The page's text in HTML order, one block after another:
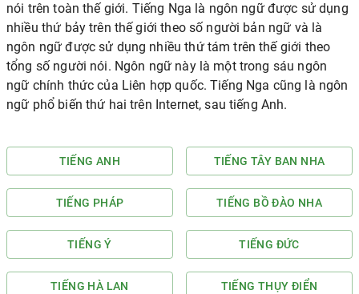
nói trên toàn thế giới. Tiếng Nga là ngôn ngữ được sử dụng
nhiều thứ bảy trên thế giới theo số người bản ngữ và là
ngôn ngữ được sử dụng nhiều thứ tám trên thế giới theo
tổng số người nói. Ngôn ngữ này là một trong sáu ngôn
ngữ chính thức của Liên hợp quốc. Tiếng Nga cũng là ngôn
ngữ phổ biến thứ hai trên Internet, sau tiếng Anh.
TIẾNG ANH TIẾNG TÂY BAN NHA
TIẾNG PHÁP TIẾNG BỒ ĐÀO NHA
TIẾNG Ý TIẾNG ĐỨC
TIẾNG HÀ LAN TIẾNG THỤY ĐIỂN